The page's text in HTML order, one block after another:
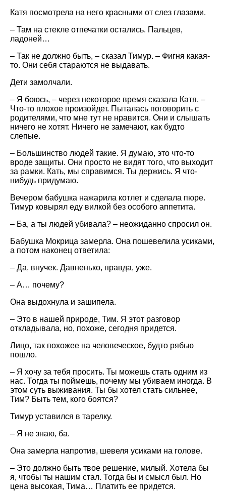
Катя посмотрела на него красными от слез глазами.
– Там на стекле отпечатки остались. Пальцев,
ладоней…
– Так не должно быть, – сказал Тимур. – Фигня какая-
то. Они себя стараются не выдавать.
Дети замолчали.
– Я боюсь, – через некоторое время сказала Катя. –
Что-то плохое произойдет. Пыталась поговорить с
родителями, что мне тут не нравится. Они и слышать
ничего не хотят. Ничего не замечают, как будто
слепые.
– Большинство людей такие. Я думаю, это что-то
вроде защиты. Они просто не видят того, что выходит
за рамки. Кать, мы справимся. Ты держись. Я что-
нибудь придумаю.
Вечером бабушка нажарила котлет и сделала пюре.
Тимур ковырял еду вилкой без особого аппетита.
– Ба, а ты людей убивала? – неожиданно спросил он.
Бабушка Мокрица замерла. Она пошевелила усиками,
а потом наконец ответила:
– Да, внучек. Давненько, правда, уже.
– А… почему?
Она выдохнула и зашипела.
– Это в нашей природе, Тим. Я этот разговор
откладывала, но, похоже, сегодня придется.
Лицо, так похожее на человеческое, будто рябью
пошло.
– Я хочу за тебя просить. Ты можешь стать одним из
нас. Тогда ты поймешь, почему мы убиваем иногда. В
этом суть выживания. Ты бы хотел стать сильнее,
Тим? Быть тем, кого боятся?
Тимур уставился в тарелку.
– Я не знаю, ба.
Она замерла напротив, шевеля усиками на голове.
– Это должно быть твое решение, милый. Хотела бы
я, чтобы ты нашим стал. Тогда бы и смысл был. Но
цена высокая, Тима… Платить ее придется.